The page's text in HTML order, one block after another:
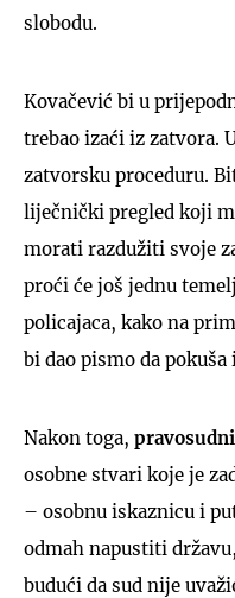
slobodu.
Kovačević bi u
trebao izaći iz zatvora.
zatvorsku proceduru.
liječnički pregled koji
morati razdužiti svoje
proći će još jednu
policajaca, kako na
bi dao pismo da
Nakon toga,
osobne stvari koje je
– osobnu iskaznicu i
odmah napustiti
budući da sud nije